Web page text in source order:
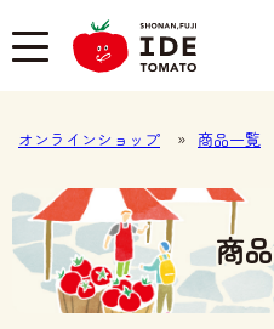
オンラインショップ » 商品一覧
商